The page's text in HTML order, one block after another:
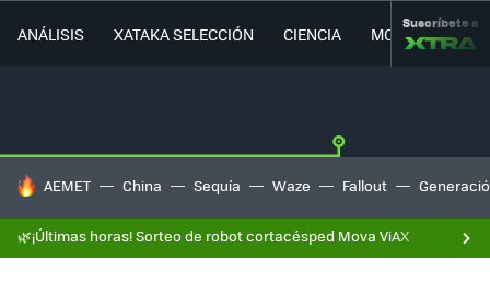
ANÁLISIS XATAKA SELECCIÓN CIENCIA MOVILIDAD
Suscríbete a
HOY SE HABLA DE
AEMET China Sequía Waze Fallout
🌿¡Últimas horas! Sorteo de robot cortacésped Mova ViAX